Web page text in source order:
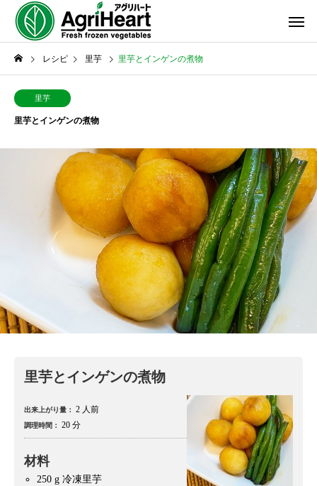
レシピ 里芋 里芋とインゲンの煮物
里芋
里芋とインゲンの煮物
里芋とインゲンの煮物
出来上がり量： 2 人前
調理時間： 20 分
材料
250 g 冷凍里芋